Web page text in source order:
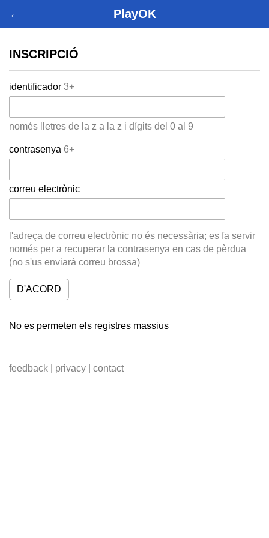
← PlayOK
INSCRIPCIÓ
identificador 3+
només lletres de la z a la z i dígits del 0 al 9
contrasenya 6+
correu electrònic
l'adreça de correu electrònic no és necessària; es fa servir
només per a recuperar la contrasenya en cas de pèrdua
(no s'us enviarà correu brossa)
D'ACORD
No es permeten els registres massius
feedback privacy contact